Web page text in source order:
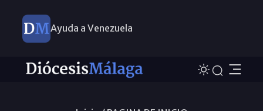
Ayuda a Venezuela